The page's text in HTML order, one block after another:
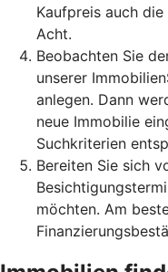
Kaufpreis auch
Acht.
Beobachten Sie
unserer
anlegen. Dann
neue Immobilie
Suchkriterien
Bereiten Sie sich
möchten. Am